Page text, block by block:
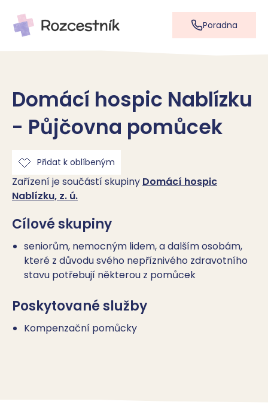
Poradna
Domácí hospic Nablízku
- Půjčovna pomůcek
Přidat k oblíbeným
Zařízení je součástí skupiny Domácí hospic
Nablízku, z. ú.
Cílové skupiny
seniorům, nemocným lidem, a dalším osobám,
které z důvodu svého nepříznivého zdravotního
stavu potřebují některou z pomůcek
Poskytované služby
Kompenzační pomůcky